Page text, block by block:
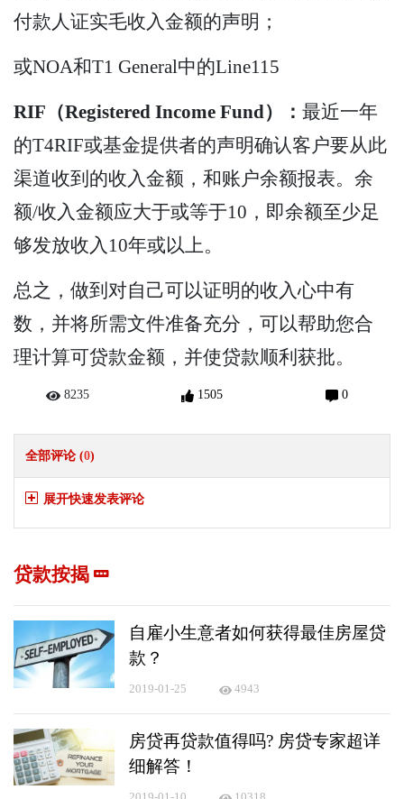
付款人证实毛收入金额的声明；
或NOA和T1 General中的Line115
RIF（Registered Income Fund）： 最近一年
的T4RIF或基金提供者的声明确认客户要从此
渠道收到的收入金额，和账户余额报表。余
额/收入金额应大于或等于10，即余额至少足
够发放收入10年或以上。
总之，做到对自己可以证明的收入心中有
数，并将所需文件准备充分，可以帮助您合
理计算可贷款金额，并使贷款顺利获批。
8235 1505 0
全部评论 (0)
展开快速发表评论
贷款按揭
自雇小生意者如何获得最佳房屋贷
款？
2019-01-25 4943
房贷再贷款值得吗? 房贷专家超详
细解答！